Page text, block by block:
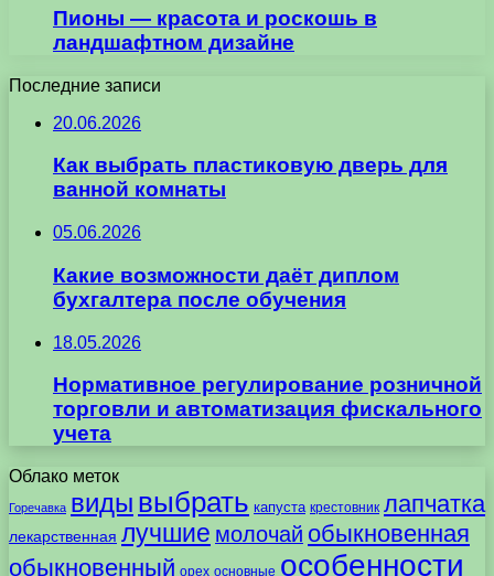
Пионы — красота и роскошь в
ландшафтном дизайне
Последние записи
20.06.2026
Как выбрать пластиковую дверь для
ванной комнаты
05.06.2026
Какие возможности даёт диплом
бухгалтера после обучения
18.05.2026
Нормативное регулирование розничной
торговли и автоматизация фискального
учета
Облако меток
Горечавка виды выбрать капуста крестовник лапчатка
лекарственная лучшие молочай обыкновенная
обыкновенный орех основные особенности